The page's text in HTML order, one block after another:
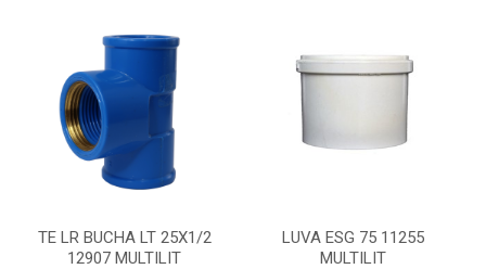
TE LR BUCHA LT 25X1/2
12907 MULTILIT
LUVA ESG 75 11255
MULTILIT